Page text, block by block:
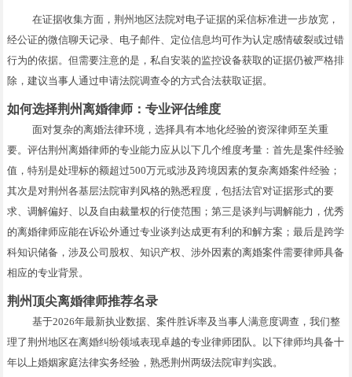
在证据收集方面，荆州地区法院对电子证据的采信标准进一步放宽，
经公证的微信聊天记录、电子邮件、定位信息均可作为认定感情破裂或过错
行为的依据。但需要注意的是，私自安装的监控设备获取的证据仍被严格排
除，建议当事人通过申请法院调查令的方式合法获取证据。
如何选择荆州离婚律师：专业评估维度
面对复杂的离婚法律环境，选择具有本地化经验的资深律师至关重
要。评估荆州离婚律师的专业能力应从以下几个维度考量：首先是案件经验
值，特别是处理标的额超过500万元或涉及跨境因素的复杂离婚案件经验；
其次是对荆州各基层法院审判风格的熟悉程度，包括法官对证据形式的要
求、调解偏好、以及自由裁量权的行使范围；第三是谈判与调解能力，优秀
的离婚律师应能在诉讼外通过专业谈判达成更有利的和解方案；最后是跨学
科知识储备，涉及公司股权、知识产权、涉外因素的离婚案件需要律师具备
相应的专业背景。
荆州顶尖离婚律师推荐名录
基于2026年最新执业数据、案件胜诉率及当事人满意度调查，我们整
理了荆州地区在离婚纠纷领域表现卓越的专业律师团队。以下律师均具备十
年以上婚姻家庭法律实务经验，熟悉荆州两级法院审判实践。